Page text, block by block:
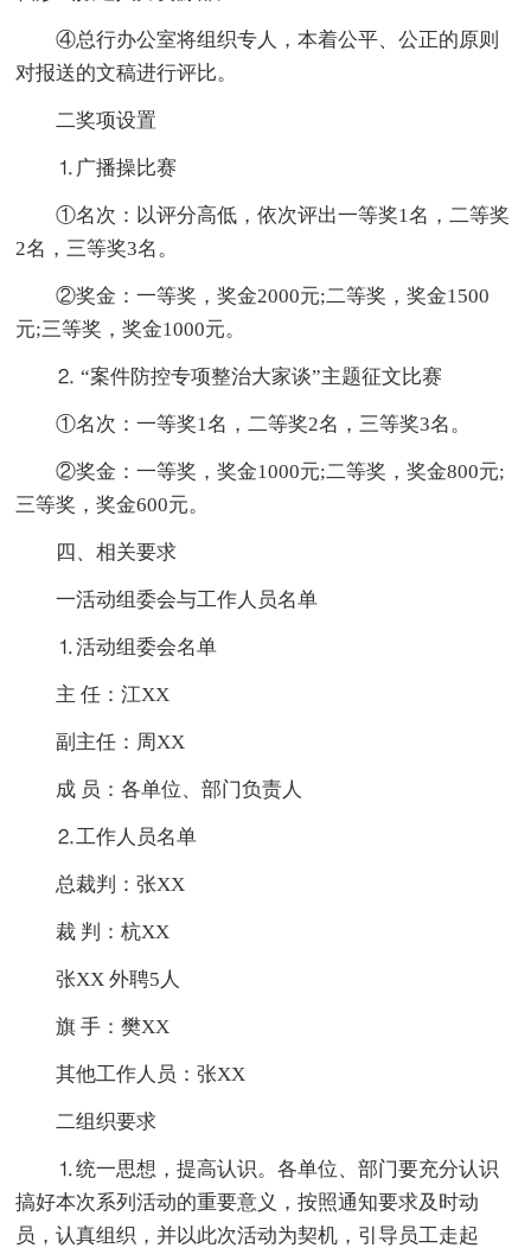
④总行办公室将组织专人，本着公平、公正的原则
对报送的文稿进行评比。
二奖项设置
⒈广播操比赛
①名次：以评分高低，依次评出一等奖1名，二等奖
2名，三等奖3名。
②奖金：一等奖，奖金2000元;二等奖，奖金1500
元;三等奖，奖金1000元。
⒉ “案件防控专项整治大家谈”主题征文比赛
①名次：一等奖1名，二等奖2名，三等奖3名。
②奖金：一等奖，奖金1000元;二等奖，奖金800元;
三等奖，奖金600元。
四、相关要求
一活动组委会与工作人员名单
⒈活动组委会名单
主 任：江XX
副主任：周XX
成 员：各单位、部门负责人
⒉工作人员名单
总裁判：张XX
裁 判：杭XX
张XX 外聘5人
旗 手：樊XX
其他工作人员：张XX
二组织要求
⒈统一思想，提高认识。各单位、部门要充分认识
搞好本次系列活动的重要意义，按照通知要求及时动
员，认真组织，并以此次活动为契机，引导员工走起